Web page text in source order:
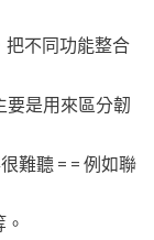
把不同功能整合
要是用來區分韌
難聽 = = 例如聯